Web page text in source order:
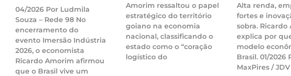
04/2026 Por Ludmila
Souza – Rede 98 No
encerramento do
evento Imersão Indústria
2026, o economista
Ricardo Amorim afirmou
que o Brasil vive um
Amorim ressaltou o papel
estratégico do território
goiano na economia
nacional, classificando o
estado como o “coração
logístico do
Alta renda,
fortes e
sobra. Ricardo
explica por
modelo
Brasil. 01/2026
MaxPires / JDV